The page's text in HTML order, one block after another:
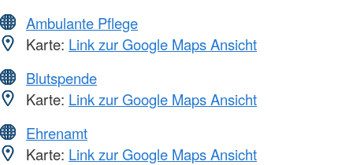
Ambulante Pflege
Karte: Link zur Google Maps Ansicht
Blutspende
Karte: Link zur Google Maps Ansicht
Ehrenamt
Karte: Link zur Google Maps Ansicht